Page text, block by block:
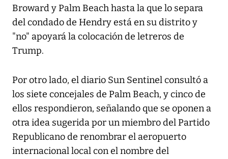
Broward y Palm Beach hasta la que lo separa
del condado de Hendry está en su distrito y
"no" apoyará la colocación de letreros de
Trump.
Por otro lado, el diario Sun Sentinel consultó a
los siete concejales de Palm Beach, y cinco de
ellos respondieron, señalando que se oponen a
otra idea sugerida por un miembro del Partido
Republicano de renombrar el aeropuerto
internacional local con el nombre del